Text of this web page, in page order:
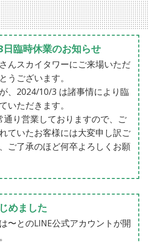
日臨時休業のお知らせ
んスカイタワーにご来場いただ
うございます。
、2024/10/3 は諸事情により臨
いただきます。
通り営業しておりますので、ご
ていたお客様には大変申し訳ご
ご了承のほど何卒よろしくお願
めました
〜とのLINE公式アカウントが開